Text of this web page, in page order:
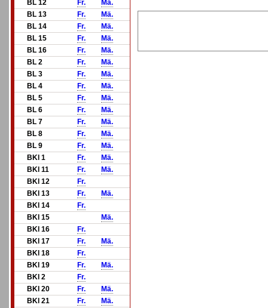
BL 12
Fr.
Mä.
BL 13
Fr.
Mä.
BL 14
Fr.
Mä.
BL 15
Fr.
Mä.
BL 16
Fr.
Mä.
BL 2
Fr.
Mä.
BL 3
Fr.
Mä.
BL 4
Fr.
Mä.
BL 5
Fr.
Mä.
BL 6
Fr.
Mä.
BL 7
Fr.
Mä.
BL 8
Fr.
Mä.
BL 9
Fr.
Mä.
BKl 1
Fr.
Mä.
BKl 11
Fr.
Mä.
BKl 12
Fr.
BKl 13
Fr.
Mä.
BKl 14
Fr.
BKl 15
Mä.
BKl 16
Fr.
BKl 17
Fr.
Mä.
BKl 18
Fr.
BKl 19
Fr.
Mä.
BKl 2
Fr.
BKl 20
Fr.
Mä.
BKl 21
Fr.
Mä.